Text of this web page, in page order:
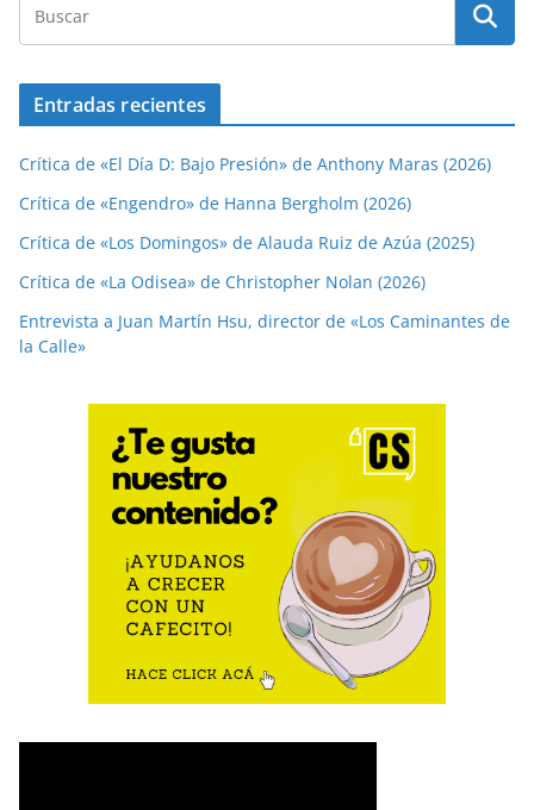
Entradas recientes
Crítica de «El Día D: Bajo Presión» de Anthony Maras (2026)
Crítica de «Engendro» de Hanna Bergholm (2026)
Crítica de «Los Domingos» de Alauda Ruiz de Azúa (2025)
Crítica de «La Odisea» de Christopher Nolan (2026)
Entrevista a Juan Martín Hsu, director de «Los Caminantes de
la Calle»